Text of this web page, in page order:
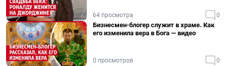
64 просмотра 0
Бизнесмен-блогер служит в храме. Как
его изменила вера в Бога — видео
0 просмотров 0